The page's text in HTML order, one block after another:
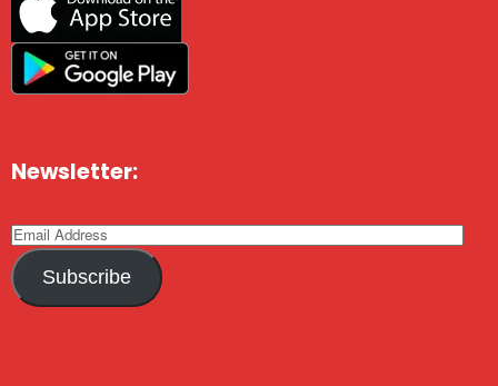
Newsletter:
Subscribe